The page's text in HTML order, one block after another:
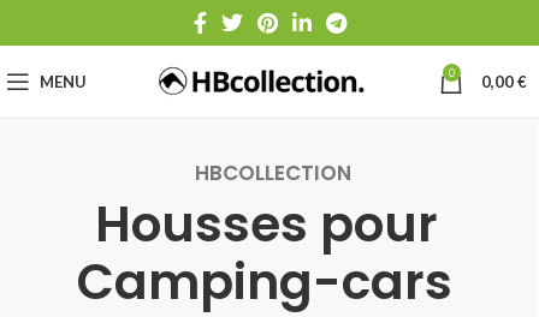
MENU 0 0,00€
Housses pour
Camping-cars
HBCOLLECTION